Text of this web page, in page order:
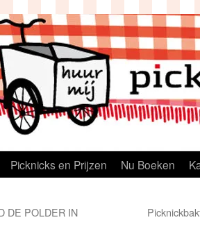
Picknicks en Prijzen Nu Boeken
DE POLDER IN